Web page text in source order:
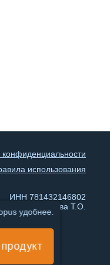
конфиденциальности
использования
ИНН 781432146802
ИП Чеботарева Т.О.
удобнее.